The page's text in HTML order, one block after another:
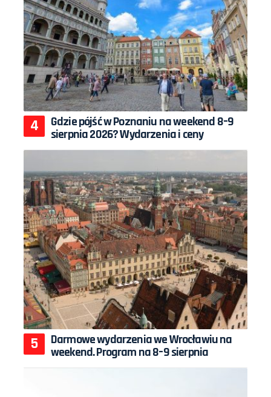
Gdzie pójść w Poznaniu na weekend 8–9
sierpnia 2026? Wydarzenia i ceny
Darmowe wydarzenia we Wrocławiu na
weekend. Program na 8–9 sierpnia